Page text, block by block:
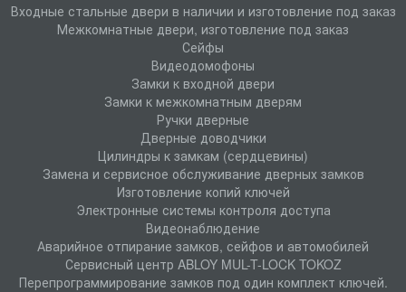
Входные стальные двери в наличии и изготовление под заказ
Межкомнатные двери, изготовление под заказ
Сейфы
Видеодомофоны
Замки к входной двери
Замки к межкомнатным дверям
Ручки дверные
Дверные доводчики
Цилиндры к замкам (сердцевины)
Замена и сервисное обслуживание дверных замков
Изготовление копий ключей
Электронные системы контроля доступа
Видеонаблюдение
Аварийное отпирание замков, сейфов и автомобилей
Сервисный центр ABLOY MUL-T-LOCK TOKOZ
Перепрограммирование замков под один комплект ключей.